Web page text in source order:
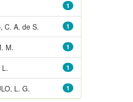
1
1
C. A. de S.
1
M.
1
L.
1
L. G.